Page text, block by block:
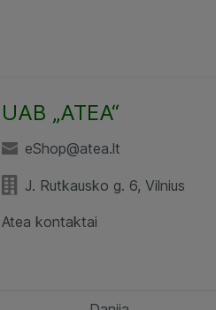
UAB „ATEA“
eShop@atea.lt
J. Rutkausko g. 6, Vilnius
Atea kontaktai